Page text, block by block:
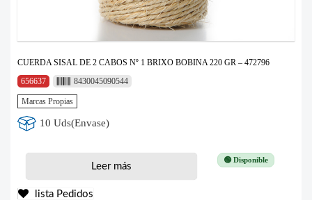
CUERDA SISAL DE 2 CABOS Nº 1 BRIXO BOBINA 220 GR – 472796
656637
8430045090544
Marcas Propias
10 Uds(Envase)
🟢 Disponible
Leer más
lista Pedidos